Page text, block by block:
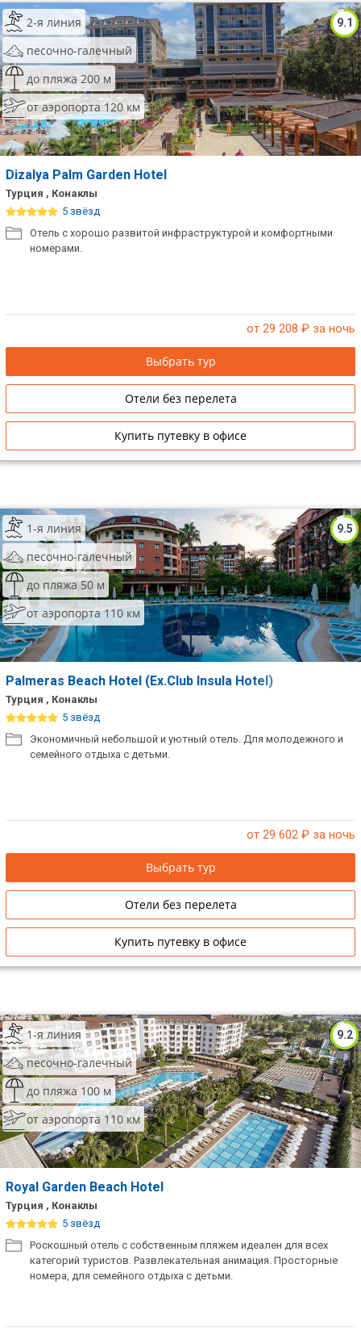
9.1
2-я линия
песочно-галечный
до пляжа 200 м
от аэропорта 120 км
Dizalya Palm Garden Hotel
Турция , Конаклы
5 звёзд
Отель с хорошо развитой инфраструктурой и комфортными
номерами.
от 29 208 ₽ за ночь
Выбрать тур
Отели без перелета
Купить путевку в офисе
9.5
1-я линия
песочно-галечный
до пляжа 50 м
от аэропорта 110 км
Palmeras Beach Hotel (Ex.Club Insula Hotel)
Турция , Конаклы
5 звёзд
Экономичный небольшой и уютный отель. Для молодежного и
семейного отдыха с детьми.
от 29 602 ₽ за ночь
Выбрать тур
Отели без перелета
Купить путевку в офисе
9.2
1-я линия
песочно-галечный
до пляжа 100 м
от аэропорта 110 км
Royal Garden Beach Hotel
Турция , Конаклы
5 звёзд
Роскошный отель с собственным пляжем идеален для всех
категорий туристов. Развлекательная анимация. Просторные
номера, для семейного отдыха с детьми.